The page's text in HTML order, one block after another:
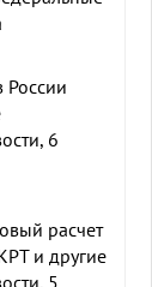
России
6
расчет
и другие
5